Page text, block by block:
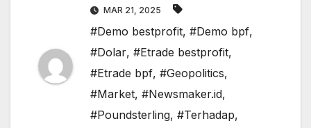
MAR 21, 2025
#Demo bestprofit, #Demo bpf,
#Dolar, #Etrade bestprofit,
#Etrade bpf, #Geopolitics,
#Market, #Newsmaker.id,
#Poundsterling, #Terhadap,